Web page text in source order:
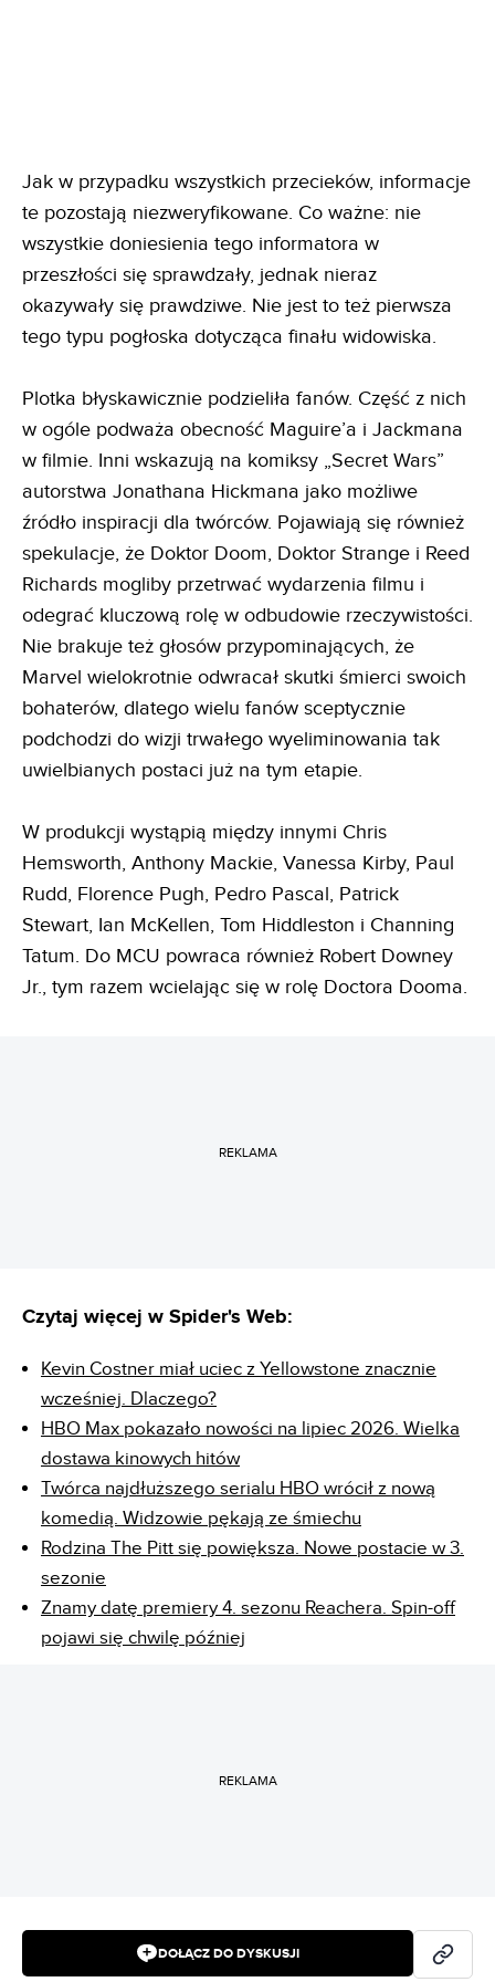
Jak w przypadku wszystkich przecieków, informacje
te pozostają niezweryfikowane. Co ważne: nie
wszystkie doniesienia tego informatora w
przeszłości się sprawdzały, jednak nieraz
okazywały się prawdziwe. Nie jest to też pierwsza
tego typu pogłoska dotycząca finału widowiska.
Plotka błyskawicznie podzieliła fanów. Część z nich
w ogóle podważa obecność Maguire’a i Jackmana
w filmie. Inni wskazują na komiksy „Secret Wars”
autorstwa Jonathana Hickmana jako możliwe
źródło inspiracji dla twórców. Pojawiają się również
spekulacje, że Doktor Doom, Doktor Strange i Reed
Richards mogliby przetrwać wydarzenia filmu i
odegrać kluczową rolę w odbudowie rzeczywistości.
Nie brakuje też głosów przypominających, że
Marvel wielokrotnie odwracał skutki śmierci swoich
bohaterów, dlatego wielu fanów sceptycznie
podchodzi do wizji trwałego wyeliminowania tak
uwielbianych postaci już na tym etapie.
W produkcji wystąpią między innymi Chris
Hemsworth, Anthony Mackie, Vanessa Kirby, Paul
Rudd, Florence Pugh, Pedro Pascal, Patrick
Stewart, Ian McKellen, Tom Hiddleston i Channing
Tatum. Do MCU powraca również Robert Downey
Jr., tym razem wcielając się w rolę Doctora Dooma.
REKLAMA
Czytaj więcej w Spider's Web:
Kevin Costner miał uciec z Yellowstone znacznie
wcześniej. Dlaczego?
HBO Max pokazało nowości na lipiec 2026. Wielka
dostawa kinowych hitów
Twórca najdłuższego serialu HBO wrócił z nową
komedią. Widzowie pękają ze śmiechu
Rodzina The Pitt się powiększa. Nowe postacie w 3.
sezonie
Znamy datę premiery 4. sezonu Reachera. Spin-off
pojawi się chwilę później
REKLAMA
DOŁĄCZ DO DYSKUSJI